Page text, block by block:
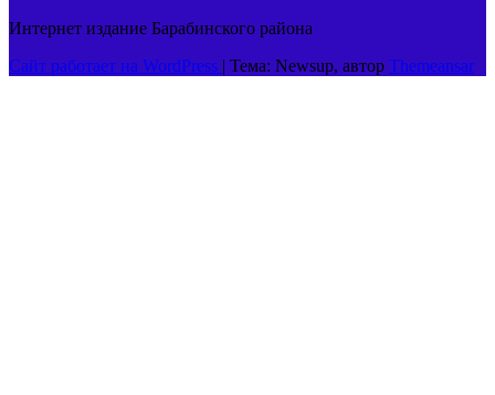
Интернет издание Барабинского района
Сайт работает на WordPress | Тема: Newsup, автор Themeansar